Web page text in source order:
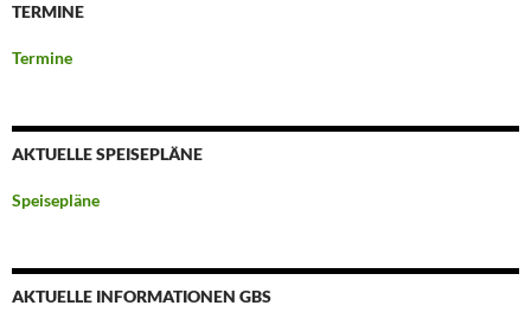
TERMINE
Termine
AKTUELLE SPEISEPLÄNE
Speisepläne
AKTUELLE INFORMATIONEN GBS